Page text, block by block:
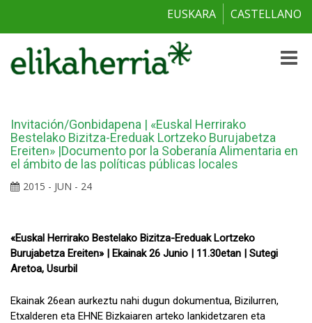
EUSKARA CASTELLANO
Toggle
Invitación/Gonbidapena | «Euskal Herrirako
Bestelako Bizitza-Ereduak Lortzeko Burujabetza
Ereiten» |Documento por la Soberanía Alimentaria en
el ámbito de las políticas públicas locales
2015 - JUN - 24
«Euskal Herrirako Bestelako Bizitza-Ereduak Lortzeko
Burujabetza Ereiten» | Ekainak 26 Junio | 11.30etan | Sutegi
Aretoa, Usurbil
Ekainak 26ean aurkeztu nahi dugun dokumentua, Bizilurren,
Etxalderen eta EHNE Bizkaiaren arteko lankidetzaren eta